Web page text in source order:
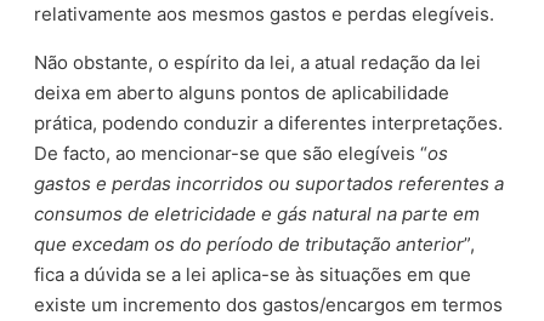
relativamente aos mesmos gastos e perdas elegíveis.
Não obstante, o espírito da lei, a atual redação da lei
deixa em aberto alguns pontos de aplicabilidade
prática, podendo conduzir a diferentes interpretações.
De facto, ao mencionar-se que são elegíveis “os
gastos e perdas incorridos ou suportados referentes a
consumos de eletricidade e gás natural na parte em
que excedam os do período de tributação anterior”,
fica a dúvida se a lei aplica-se às situações em que
existe um incremento dos gastos/encargos em termos